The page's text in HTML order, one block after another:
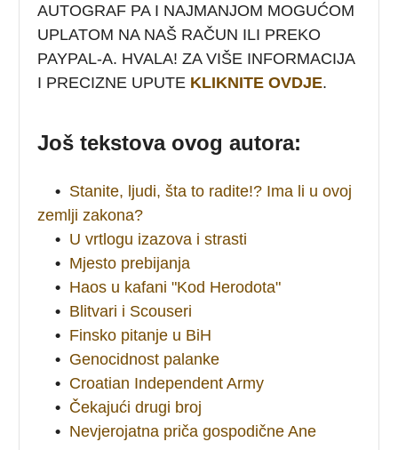
AUTOGRAF PA I NAJMANJOM MOGUĆOM
UPLATOM NA NAŠ RAČUN ILI PREKO
PAYPAL-A. HVALA! ZA VIŠE INFORMACIJA
I PRECIZNE UPUTE KLIKNITE OVDJE.
Još tekstova ovog autora:
• Stanite, ljudi, šta to radite!? Ima li u ovoj
zemlji zakona?
• U vrtlogu izazova i strasti
• Mjesto prebijanja
• Haos u kafani "Kod Herodota"
• Blitvari i Scouseri
• Finsko pitanje u BiH
• Genocidnost palanke
• Croatian Independent Army
• Čekajući drugi broj
• Nevjerojatna priča gospodične Ane